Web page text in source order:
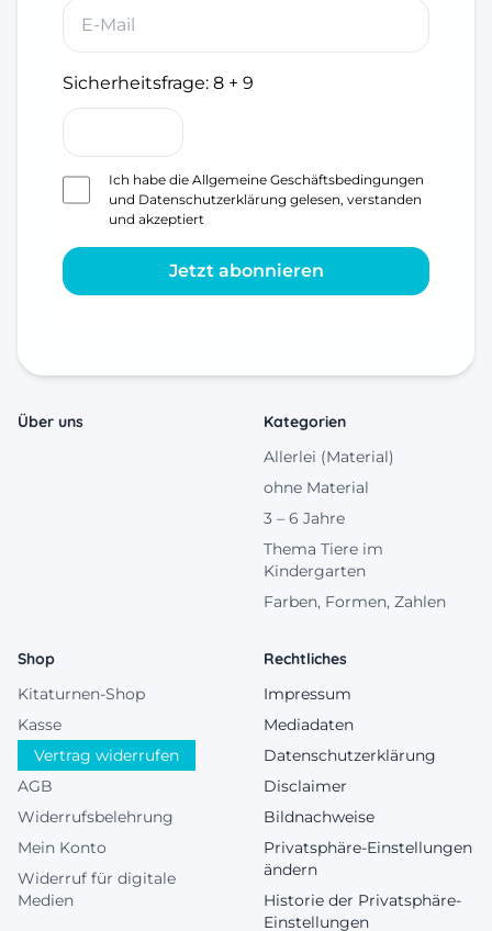
Sicherheitsfrage: 8 + 9
Ich habe die Allgemeine Geschäftsbedingungen
und Datenschutzerklärung gelesen, verstanden
und akzeptiert
Jetzt abonnieren
Über uns
Kategorien
Allerlei (Material)
ohne Material
3 – 6 Jahre
Thema Tiere im
Kindergarten
Farben, Formen, Zahlen
Shop
Kitaturnen-Shop
Kasse
Vertrag widerrufen
AGB
Widerrufsbelehrung
Mein Konto
Widerruf für digitale
Medien
Rechtliches
Impressum
Mediadaten
Datenschutzerklärung
Disclaimer
Bildnachweise
Privatsphäre-Einstellungen
ändern
Historie der Privatsphäre-
Einstellungen